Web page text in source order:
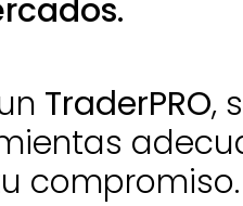
TraderPRO,
compromiso.